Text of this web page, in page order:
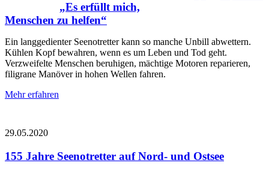
„Es erfüllt mich,
Menschen zu helfen“
Ein langgedienter Seenotretter kann so manche Unbill abwettern.
Kühlen Kopf bewahren, wenn es um Leben und Tod geht.
Verzweifelte Menschen beruhigen, mächtige Motoren reparieren,
filigrane Manöver in hohen Wellen fahren.
Mehr erfahren
29.05.2020
155 Jahre Seenotretter auf Nord- und Ostsee